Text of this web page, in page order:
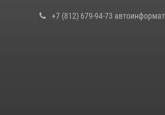
+7 (812) 679-94-73